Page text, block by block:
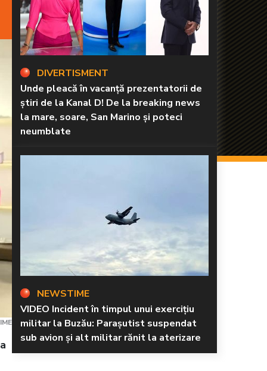
DIVERTISMENT
Unde pleacă în vacanță prezentatorii de
știri de la Kanal D! De la breaking news
la mare, soare, San Marino și poteci
neumblate
NEWSTIME
VIDEO Incident în timpul unui exercițiu
militar la Buzău: Parașutist suspendat
sub avion și alt militar rănit la aterizare